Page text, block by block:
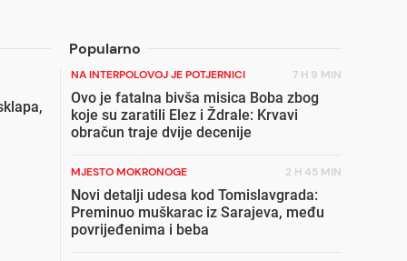
Popularno
NA INTERPOLOVOJ JE POTJERNICI 7 H 9 MIN
Ovo je fatalna bivša misica Boba zbog
koje su zaratili Elez i Ždrale: Krvavi
obračun traje dvije decenije
MJESTO MOKRONOGE 2 H 45 MIN
Novi detalji udesa kod Tomislavgrada:
Preminuo muškarac iz Sarajeva, među
povrijeđenima i beba